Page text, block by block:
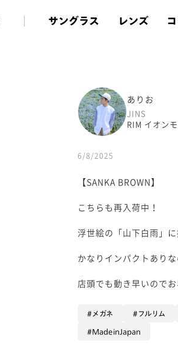
サングラス レンズ
ありお
JINS
RIM イオン
6/8/2025
【SANKA BROWN】
こちらも再入荷中！
浮世絵の「山下白雨」
かなりインパクトあり
店頭でも動き早いので
メガネ フルリム
MadeinJapan